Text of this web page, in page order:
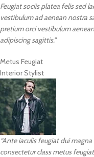
Feugiat sociis platea felis sed
vestibulum ad aenean nostra
pretium orci vestibulum
adipiscing sagittis.”
Metus Feugiat
Interior Stylist
“Ante iaculis feugiat dui
consectetur class metus